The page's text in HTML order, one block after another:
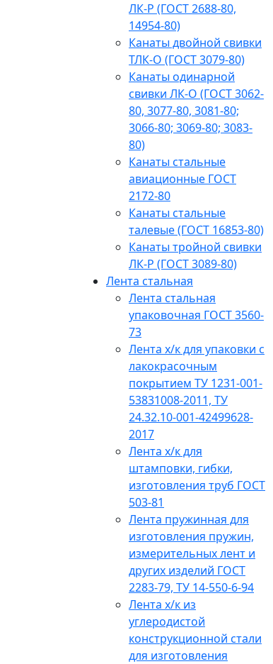
ЛК-Р (ГОСТ 2688-80,
14954-80)
Канаты двойной свивки
ТЛК-О (ГОСТ 3079-80)
Канаты одинарной
свивки ЛК-О (ГОСТ 3062-
80, 3077-80, 3081-80;
3066-80; 3069-80; 3083-
80)
Канаты стальные
авиационные ГОСТ
2172-80
Канаты стальные
талевые (ГОСТ 16853-80)
Канаты тройной свивки
ЛК-Р (ГОСТ 3089-80)
Лента стальная
Лента стальная
упаковочная ГОСТ 3560-
73
Лента х/к для упаковки с
лакокрасочным
покрытием ТУ 1231-001-
53831008-2011, ТУ
24.32.10-001-42499628-
2017
Лента х/к для
штамповки, гибки,
изготовления труб ГОСТ
503-81
Лента пружинная для
изготовления пружин,
измерительных лент и
других изделий ГОСТ
2283-79, ТУ 14-550-6-94
Лента х/к из
углеродистой
конструкционной стали
для изготовления